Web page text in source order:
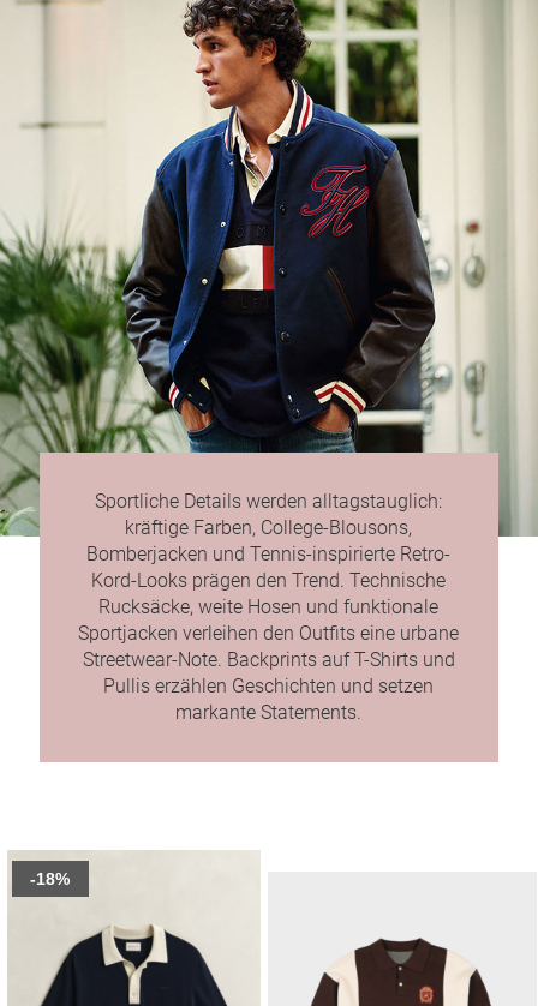
Sportliche Details werden alltagstauglich:
kräftige Farben, College-Blousons,
Bomberjacken und Tennis-inspirierte Retro-
Kord-Looks prägen den Trend. Technische
Rucksäcke, weite Hosen und funktionale
Sportjacken verleihen den Outfits eine urbane
Streetwear-Note. Backprints auf T-Shirts und
Pullis erzählen Geschichten und setzen
markante Statements.
-18%